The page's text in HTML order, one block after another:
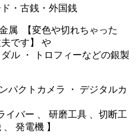
・古銭・外国銭
属 【変色や切れちゃった
です】 や
ル ・ トロフィーなどの銀製
パクトカメラ ・ デジタルカ
イバー 、 研磨工具 、切断工
発電機 】